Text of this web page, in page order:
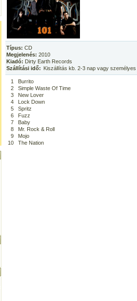
Típus: CD
Megjelenés: 2010
Kiadó: Dirty Earth Records
Szállítási idő: Kiszállítás kb. 2-3 nap vagy
1
Burrito
2
Simple Waste Of Time
3
New Lover
4
Lock Down
5
Spritz
6
Fuzz
7
Baby
8
Mr. Rock & Roll
9
Mojo
10
The Nation